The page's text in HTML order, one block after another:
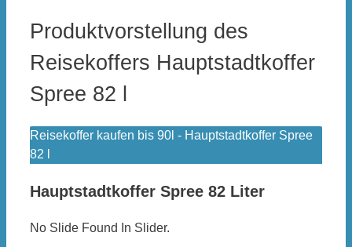
Produktvorstellung des
Reisekoffers Hauptstadtkoffer
Spree 82 l
Reisekoffer kaufen bis 90l - Hauptstadtkoffer Spree
82 l
Hauptstadtkoffer Spree 82 Liter
No Slide Found In Slider.